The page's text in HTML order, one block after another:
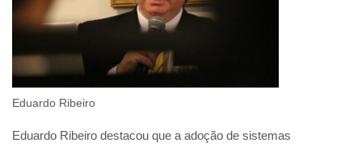
Eduardo Ribeiro
Eduardo Ribeiro destacou que a adoção de sistemas